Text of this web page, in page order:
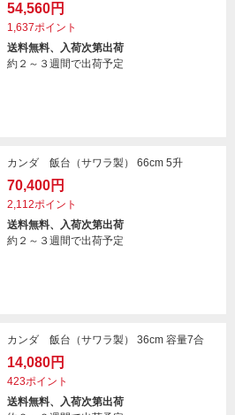
54,560円
1,637ポイント
送料無料、入荷次第出荷
約２～３週間で出荷予定
カンダ 飯台（サワラ製） 66cm 5升
70,400円
2,112ポイント
送料無料、入荷次第出荷
約２～３週間で出荷予定
カンダ 飯台（サワラ製） 36cm 容量7合
14,080円
423ポイント
送料無料、入荷次第出荷